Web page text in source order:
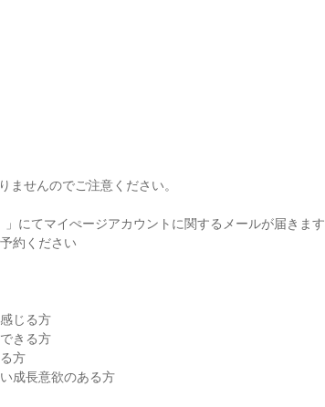
せんのでご注意ください。
にてマイぺージアカウントに関するメールが届きます
約ください
じる方
きる方
方
成長意欲のある方